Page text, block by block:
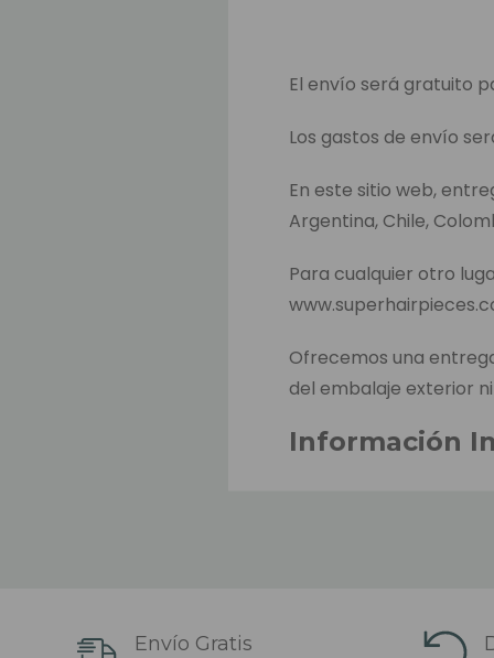
El envío será gratuito
Los gastos de envío
En este sitio web,
Argentina, Chile,
Para cualquier otro
Ofrecemos una
del embalaje exterior
Información
sido despachado
Envío Gratis